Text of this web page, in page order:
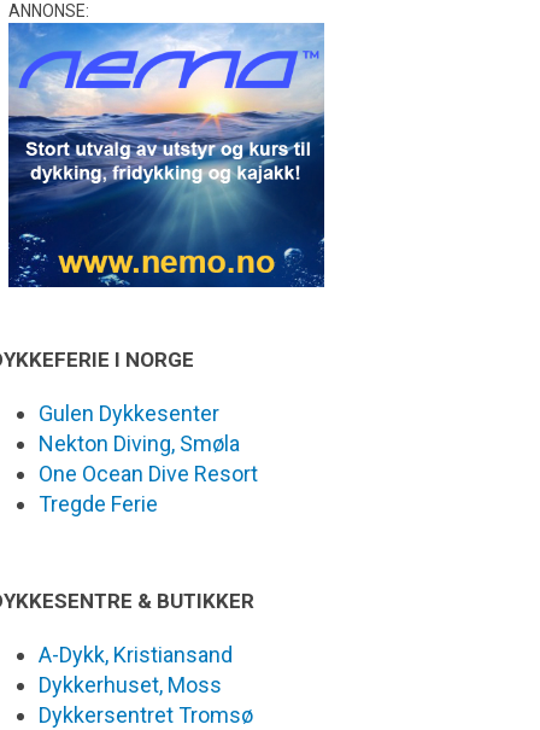
ANNONSE:
I NORGE
Gulen Dykkesenter
Nekton Diving, Smøla
One Ocean Dive Resort
Tregde Ferie
& BUTIKKER
A-Dykk, Kristiansand
Dykkerhuset, Moss
Dykkersentret Tromsø